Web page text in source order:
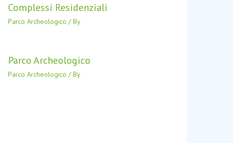
Complessi Residenziali
Parco Archeologico / By
Parco Archeologico
Parco Archeologico / By